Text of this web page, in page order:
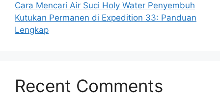
Cara Mencari Air Suci Holy Water Penyembuh
Kutukan Permanen di Expedition 33: Panduan
Lengkap
Recent Comments